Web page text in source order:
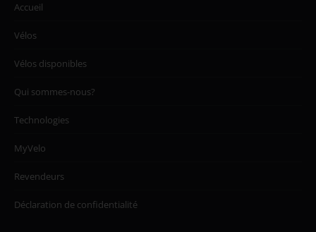
Accueil
Vélos
Vélos disponibles
Qui sommes-nous?
Technologies
MyVelo
Revendeurs
Déclaration de confidentialité